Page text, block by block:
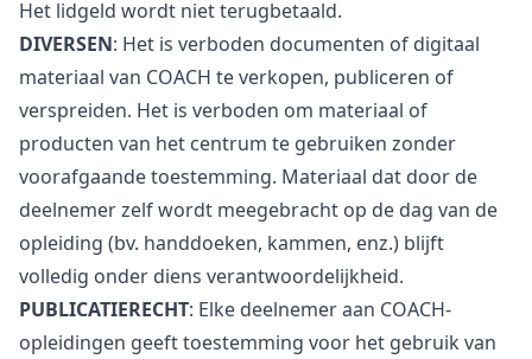
Het lidgeld wordt niet terugbetaald.
DIVERSEN: Het is verboden documenten of digitaal
materiaal van COACH te verkopen, publiceren of
verspreiden. Het is verboden om materiaal of
producten van het centrum te gebruiken zonder
voorafgaande toestemming. Materiaal dat door de
deelnemer zelf wordt meegebracht op de dag van de
opleiding (bv. handdoeken, kammen, enz.) blijft
volledig onder diens verantwoordelijkheid.
PUBLICATIERECHT: Elke deelnemer aan COACH-
opleidingen geeft toestemming voor het gebruik van